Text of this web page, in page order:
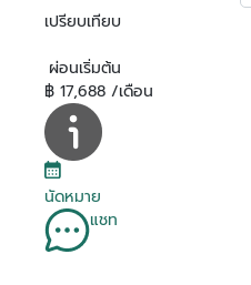
เปรียบเทียบ
ผ่อนเริ่มต้น
฿ 17,688 /เดือน
นัดหมาย
แชท